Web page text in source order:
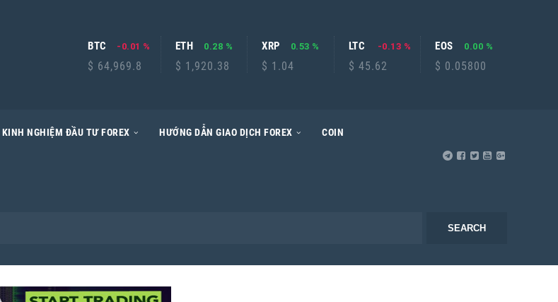
BTC
$ 64,969.8
-0.01 %
ETH
$ 1,920.38
0.28 %
XRP
$ 1.04
0.53 %
LTC
$ 45.62
-0.13 %
EOS
$ 0.05800
0.00 %
KINH NGHIỆM ĐẦU TƯ FOREX HƯỚNG DẪN GIAO DỊCH FOREX COIN
SEARCH